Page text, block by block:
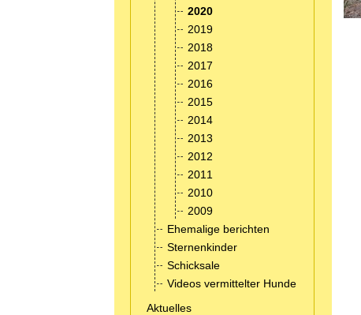
2020
2019
2018
2017
2016
2015
2014
2013
2012
2011
2010
2009
Ehemalige berichten
Sternenkinder
Schicksale
Videos vermittelter Hunde
Aktuelles